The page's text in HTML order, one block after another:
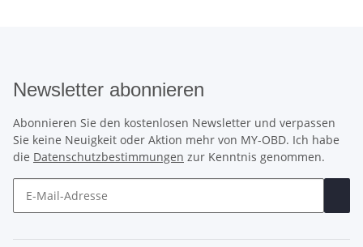
Newsletter abonnieren
Abonnieren Sie den kostenlosen Newsletter und verpassen
Sie keine Neuigkeit oder Aktion mehr von MY-OBD. Ich habe
die Datenschutzbestimmungen zur Kenntnis genommen.